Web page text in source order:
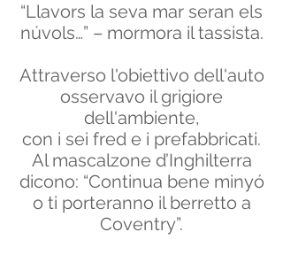
“Llavors la seva mar seran els
núvols…” – mormora il tassista.
Attraverso l'obiettivo dell'auto
osservavo il grigiore
dell'ambiente,
con i sei fred e i prefabbricati.
Al mascalzone d’Inghilterra
dicono: “Continua bene minyó
o ti porteranno il berretto a
Coventry”.